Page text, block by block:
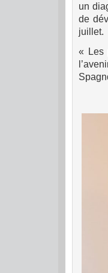
un
de
juillet.
« Les